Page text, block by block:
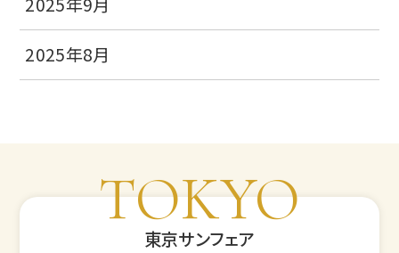
2025年8月
TOKYO
東京サンフェア